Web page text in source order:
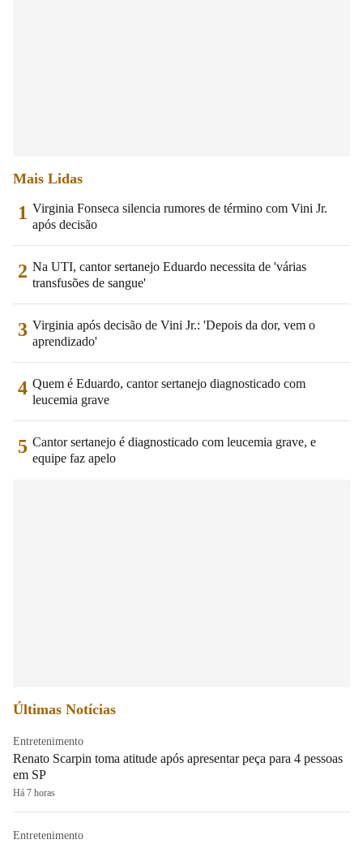
Mais Lidas
1 Virginia Fonseca silencia rumores de término com Vini Jr.
após decisão
2 Na UTI, cantor sertanejo Eduardo necessita de 'várias
transfusões de sangue'
3 Virginia após decisão de Vini Jr.: 'Depois da dor, vem o
aprendizado'
4 Quem é Eduardo, cantor sertanejo diagnosticado com
leucemia grave
5 Cantor sertanejo é diagnosticado com leucemia grave, e
equipe faz apelo
Últimas Notícias
Entretenimento
Renato Scarpin toma atitude após apresentar peça para 4 pessoas
em SP
Há 7 horas
Entretenimento